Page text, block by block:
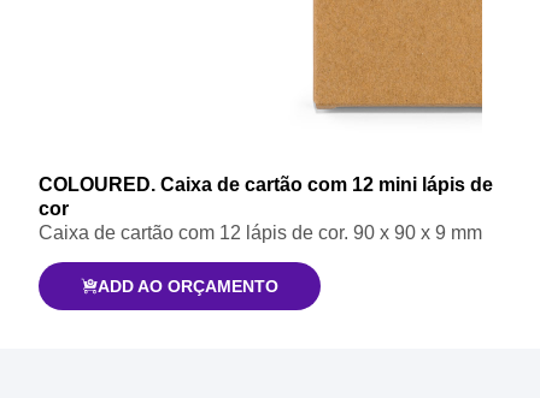
COLOURED. Caixa de cartão com 12 mini lápis de
cor
Caixa de cartão com 12 lápis de cor. 90 x 90 x 9 mm
ADD AO ORÇAMENTO